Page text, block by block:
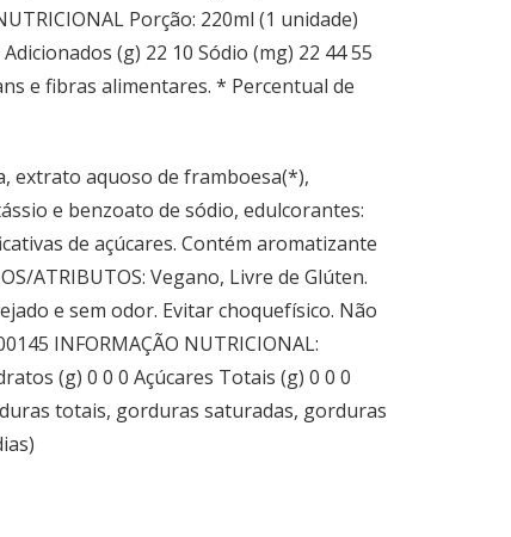
Porção: 220ml (1 unidade)
(g) 22 10 Sódio (mg) 22 44 55
e fibras alimentares. * Percentual de
extrato aquoso de framboesa(*),
e benzoato de sódio, edulcorantes:
de açúcares. Contém aromatizante
ATRIBUTOS: Vegano, Livre de Glúten.
e sem odor. Evitar choquefísico. Não
INFORMAÇÃO NUTRICIONAL:
(g) 0 0 0 Açúcares Totais (g) 0 0 0
totais, gorduras saturadas, gorduras